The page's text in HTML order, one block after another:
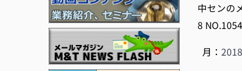
中セン
8
月：